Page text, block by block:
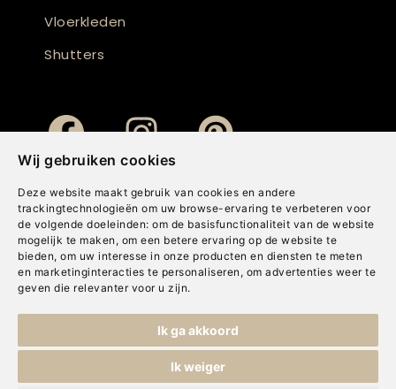
Wij gebruiken cookies
Deze website maakt gebruik van cookies en andere
trackingtechnologieën om uw browse-ervaring te verbeteren voor
de volgende doeleinden: om de basisfunctionaliteit van de website
mogelijk te maken , om een betere ervaring op de website te
bieden, om uw interesse in onze producten en diensten te meten
en marketinginteracties te personaliseren , om advertenties weer te
geven die relevanter voor u zijn.
Ik ga akkoord
Ik weiger
Vloerkleden
Shutters
Cookies